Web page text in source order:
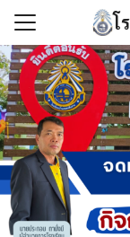
Skip
content
โ
ก
เรา
กันการทุจริต
ลยีสารสนเทศ
Search
for: